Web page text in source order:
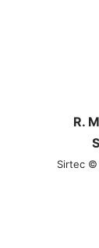
R.
Sirtec ©